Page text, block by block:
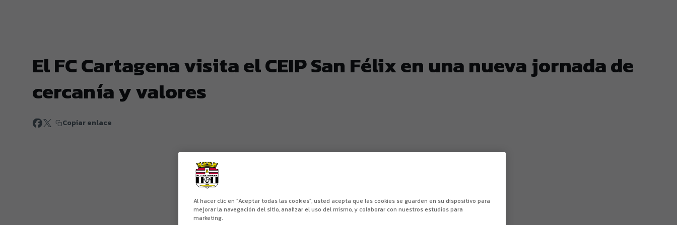
El FC Cartagena visita el CEIP San Félix en una nueva jornada de
cercanía y valores
Copiar enlace
Al hacer clic en “Aceptar todas las cookies”, usted acepta que las cookies se guarden en su dispositivo para
mejorar la navegación del sitio, analizar el uso del mismo, y colaborar con nuestros estudios para
marketing.